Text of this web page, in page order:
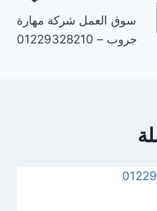
سوق العمل شركة مهارة
جروب – 01229328210